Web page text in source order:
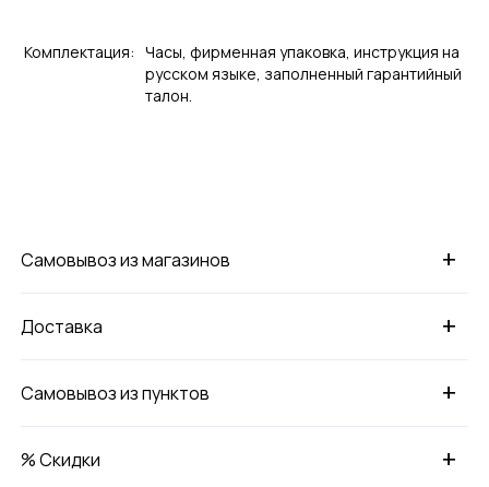
Комплектация: Часы, фирменная упаковка, инструкция на
русском языке, заполненный гарантийный
талон.
+
Самовывоз из магазинов
+
Доставка
+
Самовывоз из пунктов
+
% Скидки